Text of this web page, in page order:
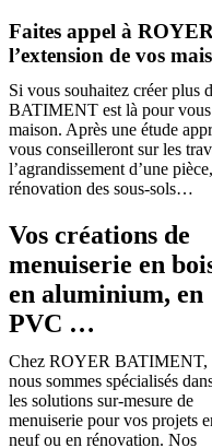
Faites appel à
l’extension de vos
Si vous souhaitez créer plus
BATIMENT est là pour vous
maison. Après une étude
vous conseilleront sur les
l’agrandissement d’une
rénovation des sous-sols…
Vos créations de
menuiserie en
en aluminium, en
PVC …
Chez ROYER BATIMENT,
nous sommes spécialisés
les solutions sur-mesure de
menuiserie pour vos projets
neuf ou en rénovation. Nos